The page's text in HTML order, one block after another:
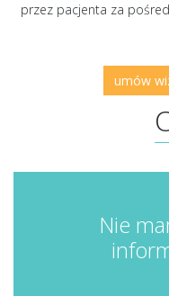
przez pacjenta za
umów
Nie